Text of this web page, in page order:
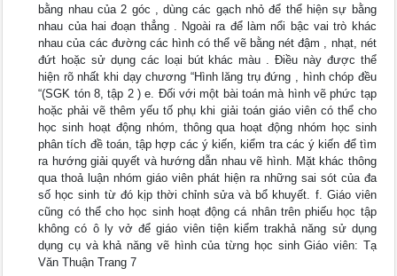
bằng nhau của 2 góc , dùng các gạch nhỏ để thể hiện sự bằng
nhau của hai đoạn thẳng . Ngoài ra để làm nổi bậc vai trò khác
nhau của các đường các hình có thể vẽ bằng nét đậm , nhạt, nét
đứt hoặc sử dụng các loại bút khác màu . Điều này được thể
hiện rõ nhất khi dạy chương “Hình lăng trụ đứng , hình chóp đều
“(SGK tón 8, tập 2 ) e. Đối với một bài toán mà hình vẽ phức tạp
hoặc phải vẽ thêm yếu tố phụ khi giải toán giáo viên có thể cho
học sinh hoạt động nhóm, thông qua hoạt động nhóm học sinh
phân tích đề toán, tập hợp các ý kiến, kiểm tra các ý kiến để tìm
ra hướng giải quyết và hướng dẫn nhau vẽ hình. Mặt khác thông
qua thoả luận nhóm giáo viên phát hiện ra những sai sót của đa
số học sinh từ đó kịp thời chỉnh sửa và bổ khuyết. f. Giáo viên
cũng có thể cho học sinh hoạt động cá nhân trên phiếu học tập
không có ô ly vở để giáo viên tiện kiểm trakhả năng sử dụng
dụng cụ và khả năng vẽ hình của từng học sinh Giáo viên: Tạ
Văn Thuận Trang 7